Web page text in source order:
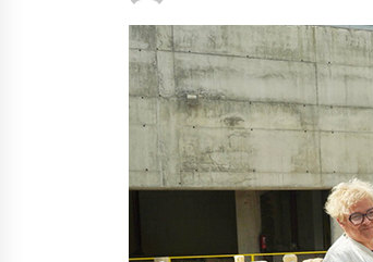
2026/07/16
POTTO: San
saioa
2026/07/09
Auritz
ikusgai
2026/07/03